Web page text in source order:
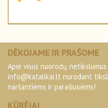
DĖKOJAME IR PRAŠOME
Apie visus nuorodų
info@katalikai.lt nurodant
naršantiems ir parašiusiems!
KŪRĖJAI